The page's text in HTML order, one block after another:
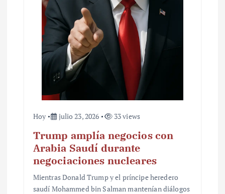
Hoy julio 23, 2026 33 views
Trump amplía negocios con
Arabia Saudí durante
negociaciones nucleares
Mientras Donald Trump y el príncipe heredero
saudí Mohammed bin Salman mantenían diálogos